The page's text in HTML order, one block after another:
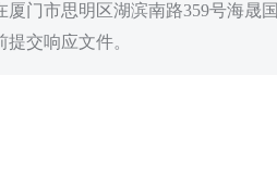
门市思明区湖滨南路359号海晟国
交响应文件。